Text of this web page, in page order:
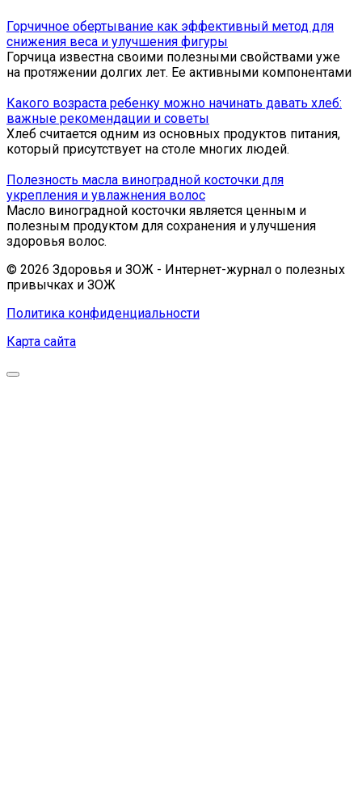
Горчичное обертывание как эффективный метод для
снижения веса и улучшения фигуры
Горчица известна своими полезными свойствами уже
на протяжении долгих лет. Ее активными компонентами
Какого возраста ребенку можно начинать давать хлеб:
важные рекомендации и советы
Хлеб считается одним из основных продуктов питания,
который присутствует на столе многих людей.
Полезность масла виноградной косточки для
укрепления и увлажнения волос
Масло виноградной косточки является ценным и
полезным продуктом для сохранения и улучшения
здоровья волос.
© 2026 Здоровья и ЗОЖ - Интернет-журнал о полезных
привычках и ЗОЖ
Политика конфиденциальности
Карта сайта